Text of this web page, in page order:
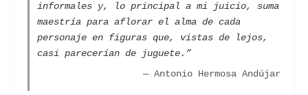
informales y, lo principal a mi juicio, suma
maestría para aflorar el alma de cada
personaje en figuras que, vistas de lejos,
casi parecerían de juguete.”
— Antonio Hermosa Andújar